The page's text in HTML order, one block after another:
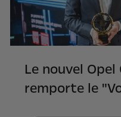
Le nouvel Opel
remporte le